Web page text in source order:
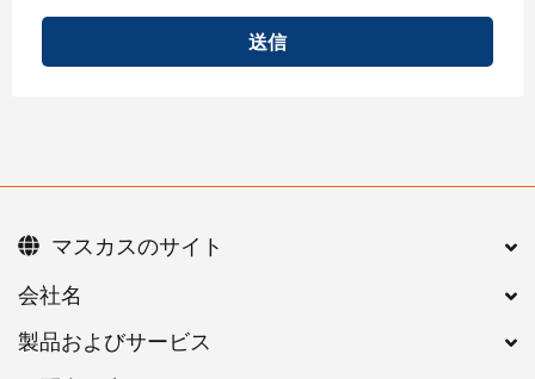
送信
会社名
製品およびサービス
マスカスのサイト